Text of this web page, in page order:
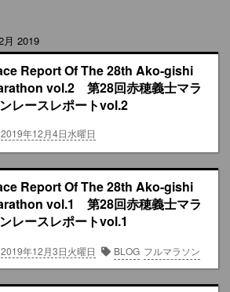
月 2019
Report Of The 28th Ako-gishi
vol.2 第28回赤穂義士マラ
レースレポートvol.2
2019年12月4日水曜日
Report Of The 28th Ako-gishi
vol.1 第28回赤穂義士マラ
レースレポートvol.1
2019年12月3日火曜日 BLOG フルマラソン